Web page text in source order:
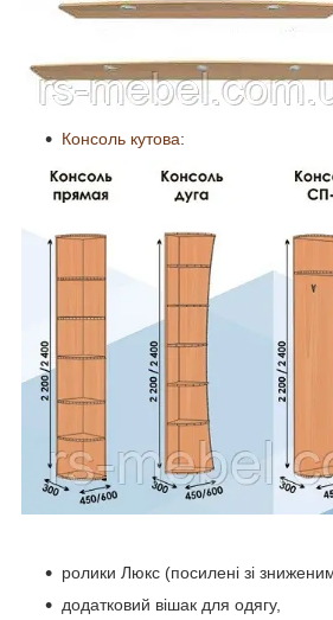
Консоль кутова:
ролики Люкс (посилені зі
додатковий вішак для одягу,